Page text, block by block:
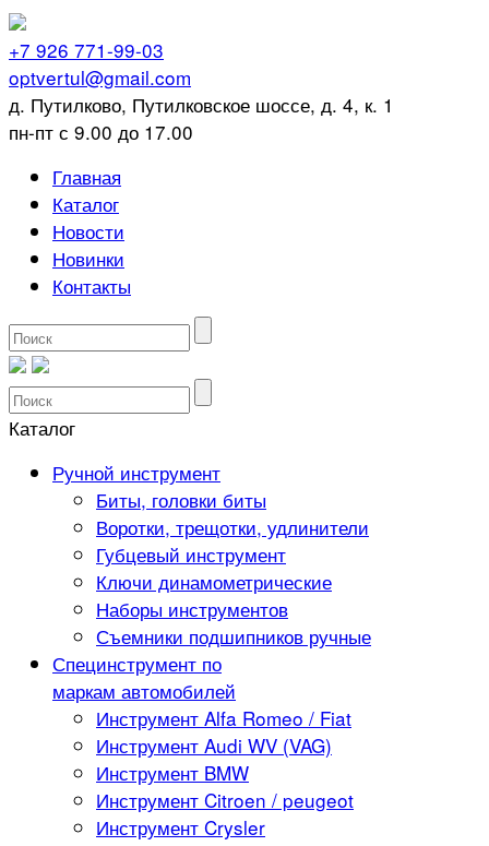
+7 926 771-99-03
optvertul@gmail.com
д. Путилково, Путилковское шоссе, д. 4, к. 1
пн-пт с 9.00 до 17.00
Главная
Каталог
Новости
Новинки
Контакты
Каталог
Ручной инструмент
Биты, головки биты
Воротки, трещотки, удлинители
Губцевый инструмент
Ключи динамометрические
Наборы инструментов
Съемники подшипников ручные
Специнструмент по
маркам автомобилей
Инструмент Alfa Romeo / Fiat
Инструмент Audi WV (VAG)
Инструмент BMW
Инструмент Citroen / peugeot
Инструмент Crysler